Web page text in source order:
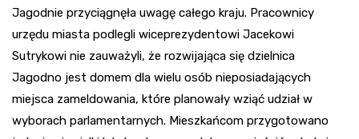
Jagodnie przyciągnęła uwagę całego kraju. Pracownicy
urzędu miasta podlegli wiceprezydentowi Jacekowi
Sutrykowi nie zauważyli, że rozwijająca się dzielnica
Jagodno jest domem dla wielu osób nieposiadających
miejsca zameldowania, które planowały wziąć udział w
wyborach parlamentarnych. Mieszkańcom przygotowano